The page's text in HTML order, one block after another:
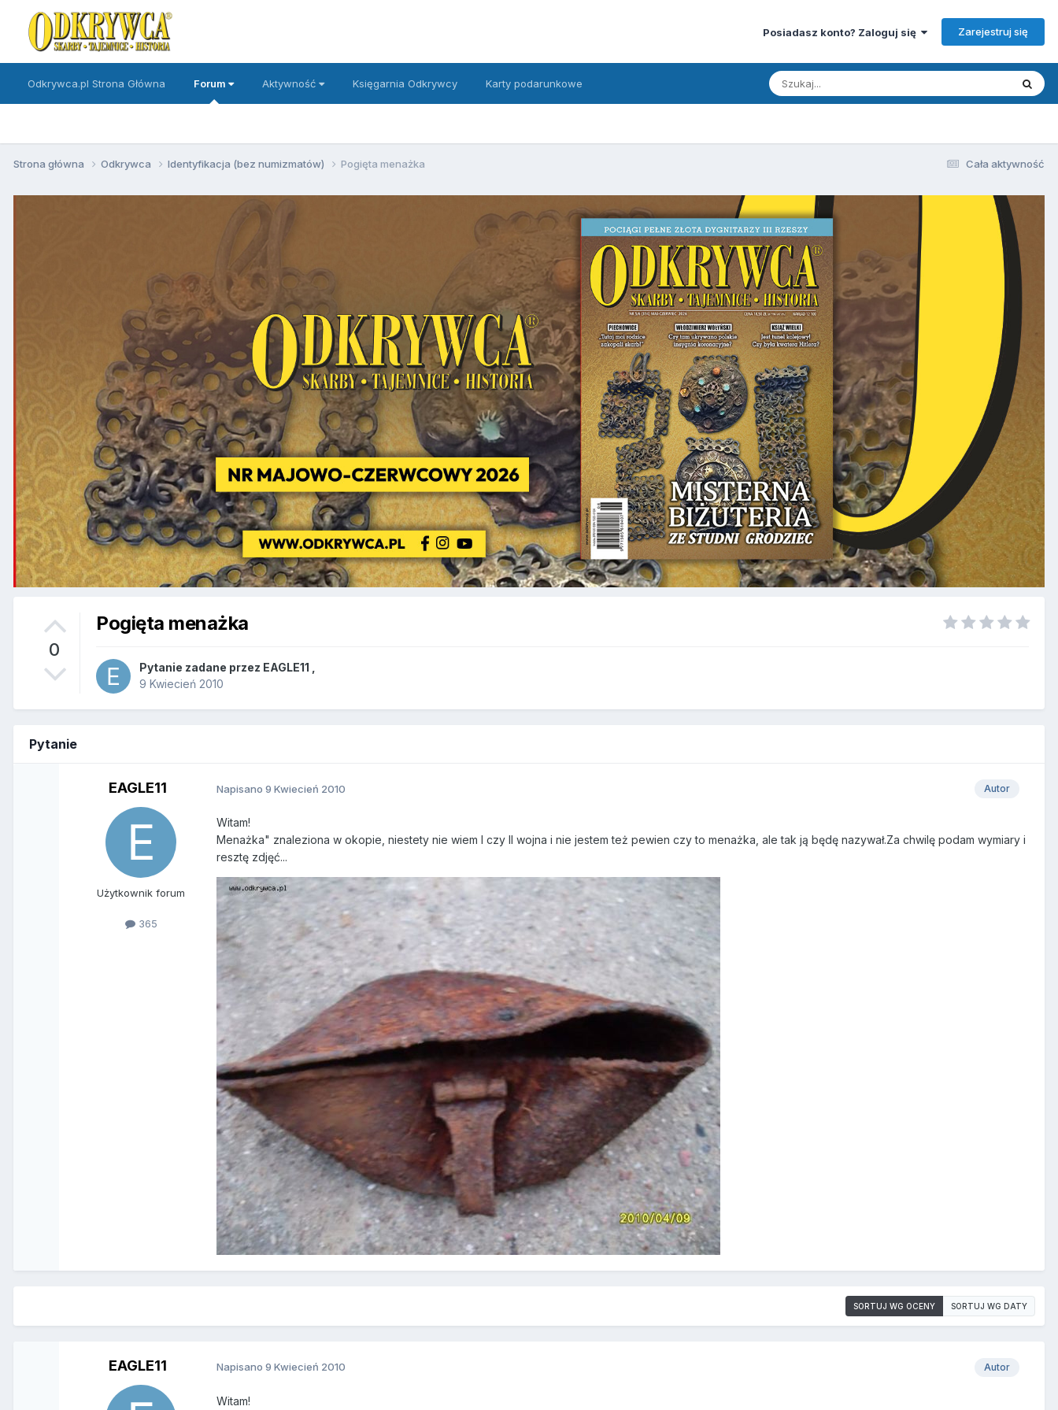
Posiadasz konto? Zaloguj się Zarejestruj się
Odkrywca.pl Strona Główna Forum Aktywność Księgarnia Odkrywcy Karty podarunkowe
Cała aktywność
Strona główna Odkrywca Identyfikacja (bez numizmatów) Pogięta menażka
0
Pogięta menażka
Pytanie zadane przez EAGLE11
9 Kwiecień 2010
Pytanie
EAGLE11
Użytkownik forum
365
Autor
Napisano9 Kwiecień 2010
Witam!
Menażka" znaleziona w okopie, niestety nie wiem I czy II wojna i nie jestem też pewien czy to menażka, ale tak ją będę nazywał.Za chwilę podam wymiary i
resztę zdjęć...
SORTUJ WG OCENY SORTUJ WG DATY
EAGLE11 Autor
Napisano9 Kwiecień 2010
Witam!